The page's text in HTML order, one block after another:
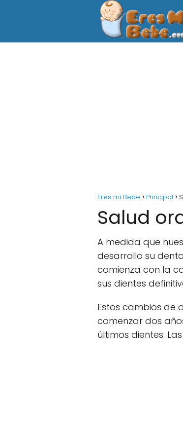
Eres mi Bebe Principal
Salud
A medida que
desarrollo su
comienza con la
sus dientes
Estos cambios de
comenzar dos
últimos dientes.